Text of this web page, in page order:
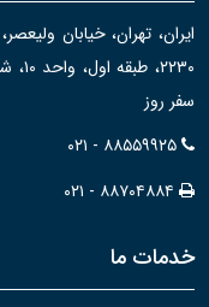
ایران، تهران، خیابان
سفر روز
۰۲۱ - ۸۸۵۵۹۹۲۵
۰۲۱ - ۸۸۷۰۴۸۸۴
خدمات ما